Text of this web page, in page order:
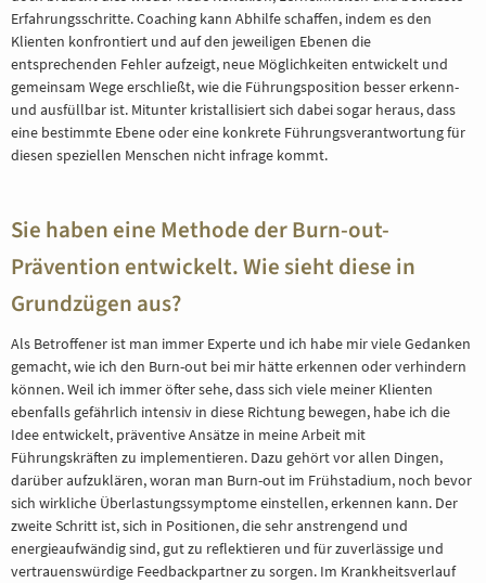
Erfahrungsschritte. Coaching kann Abhilfe schaffen, indem es den
Klienten konfrontiert und auf den jeweiligen Ebenen die
entsprechenden Fehler aufzeigt, neue Möglichkeiten entwickelt und
gemeinsam Wege erschließt, wie die Führungsposition besser erkenn-
und ausfüllbar ist. Mitunter kristallisiert sich dabei sogar heraus, dass
eine bestimmte Ebene oder eine konkrete Führungsverantwortung für
diesen speziellen Menschen nicht infrage kommt.
Sie haben eine Methode der Burn-out-
Prävention entwickelt. Wie sieht diese in
Grundzügen aus?
Als Betroffener ist man immer Experte und ich habe mir viele Gedanken
gemacht, wie ich den Burn-out bei mir hätte erkennen oder verhindern
können. Weil ich immer öfter sehe, dass sich viele meiner Klienten
ebenfalls gefährlich intensiv in diese Richtung bewegen, habe ich die
Idee entwickelt, präventive Ansätze in meine Arbeit mit
Führungskräften zu implementieren. Dazu gehört vor allen Dingen,
darüber aufzuklären, woran man Burn-out im Frühstadium, noch bevor
sich wirkliche Überlastungssymptome einstellen, erkennen kann. Der
zweite Schritt ist, sich in Positionen, die sehr anstrengend und
energieaufwändig sind, gut zu reflektieren und für zuverlässige und
vertrauenswürdige Feedbackpartner zu sorgen. Im Krankheitsverlauf